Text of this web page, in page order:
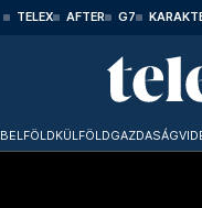
TELEX AFTER G7
BELFÖLDKÜLFÖLDGAZDASÁG